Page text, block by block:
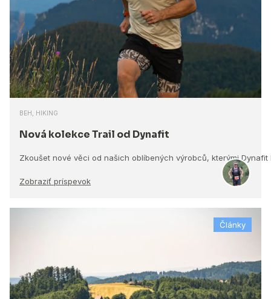
BEH, HIKING
Nová kolekce Trail od Dynafit
Zkoušet nové věci od našich oblíbených výrobců, kterými
Zobraziť príspevok
Články